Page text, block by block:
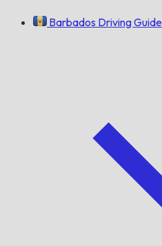
Barbados Driving Guide